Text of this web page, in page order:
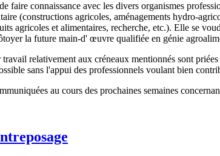
faire connaissance avec les divers organismes
(constructions agricoles, aménagements hydro-
agricoles et alimentaires, recherche, etc.). Elle se
la future main-d' œuvre qualifiée en génie
relativement aux créneaux mentionnés sont
sans l'appui des professionnels voulant bien
au cours des prochaines semaines